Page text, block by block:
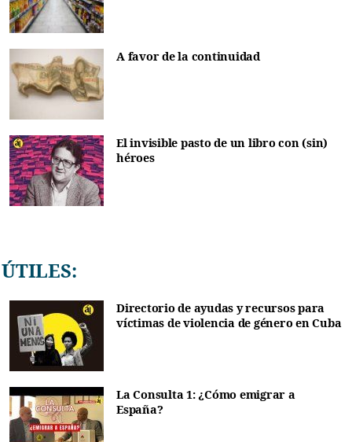
A favor de la continuidad
El invisible pasto de un libro con (sin)
héroes
ÚTILES:
Directorio de ayudas y recursos para
víctimas de violencia de género en Cuba
La Consulta 1: ¿Cómo emigrar a
España?